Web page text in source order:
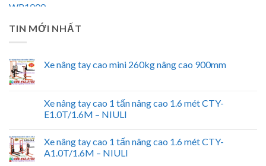
TIN MỚI NHẤT
Xe nâng tay cao mini 260kg nâng cao 900mm
Xe nâng tay cao 1 tấn nâng cao 1.6 mét CTY-
E1.0T/1.6M – NIULI
Xe nâng tay cao 1 tấn nâng cao 1.6 mét CTY-
A1.0T/1.6M – NIULI